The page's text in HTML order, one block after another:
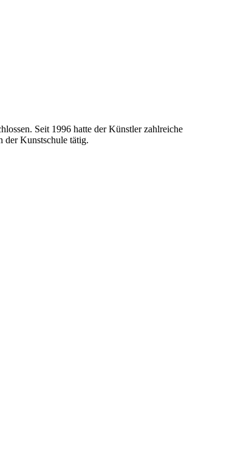
Seit 1996 hatte der Künstler zahlreiche
der Kunstschule tätig.